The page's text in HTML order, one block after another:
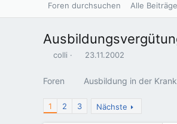
Foren durchsuchen Alle Beiträge
E
t
colli
E
t
23.11.2002
Foren
1 2 3 Nächste